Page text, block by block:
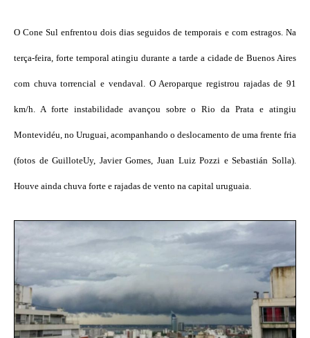
O Cone Sul enfrentou dois dias seguidos de temporais e com estragos. Na
terça-feira, forte temporal atingiu durante a tarde a cidade de Buenos Aires
com chuva torrencial e vendaval. O Aeroparque registrou rajadas de 91
km/h. A forte instabilidade avançou sobre o Rio da Prata e atingiu
Montevidéu, no Uruguai, acompanhando o deslocamento de uma frente fria
(fotos de GuilloteUy, Javier Gomes, Juan Luiz Pozzi e Sebastián Solla).
Houve ainda chuva forte e rajadas de vento na capital uruguaia.